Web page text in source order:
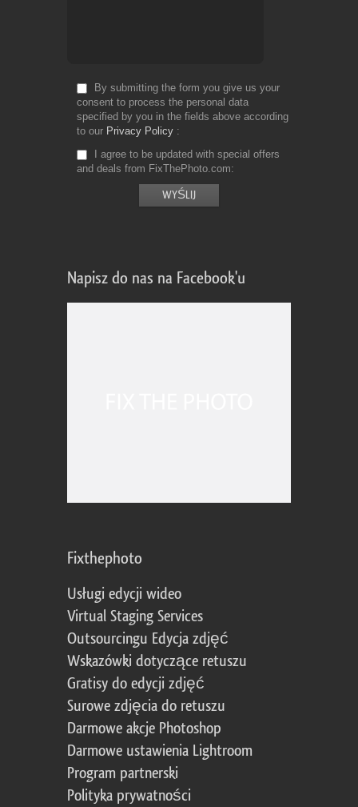
By submitting the form you give us your
consent to process the personal data
specified by you in the fields above according
to our Privacy Policy
I agree to be updated with special offers
and deals from FixThePhoto.com
Napisz do nas na Facebook'u
Fixthephoto
Usługi edycji wideo
Virtual Staging Services
Outsourcingu Edycja zdjęć
Wskazówki dotyczące retuszu
Gratisy do edycji zdjęć
Surowe zdjęcia do retuszu
Darmowe akcje Photoshop
Darmowe ustawienia Lightroom
Program partnerski
Polityka prywatności